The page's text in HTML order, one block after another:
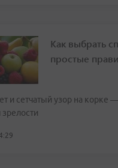
Как выбрать
простые
и сетчатый узор на корке